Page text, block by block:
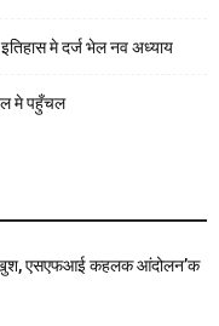
मे दर्ज भेल नव अध्याय
मे पहुँचल
खुश, एसएफआई कहलक आंदोलन’क